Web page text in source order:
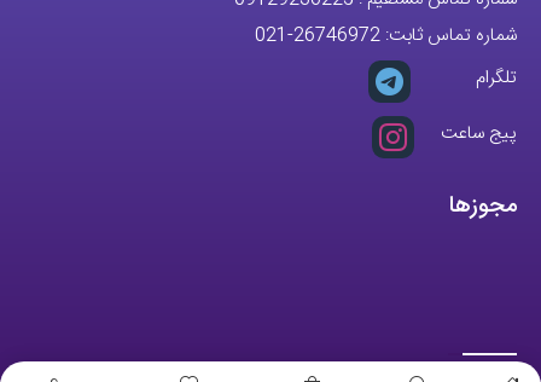
شماره تماس ثابت: 26746972
-021
تلگرام
پیج ساعت
مجوزها